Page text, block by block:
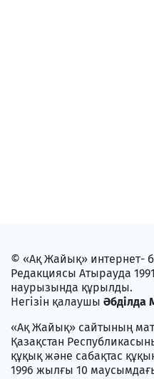
© «Ақ Жайық» интернет-
Редакциясы Атырауда
наурызында құрылды.
Негізін қалаушы Әбділда
«Ақ Жайық» сайтының
Қазақстан
құқық және сабақтас
1996 жылғы 10